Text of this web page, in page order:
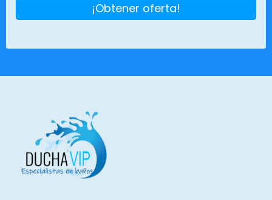
¡Obtener oferta!